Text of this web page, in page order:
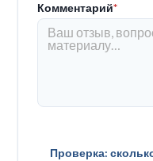
Комментарий*
Проверка: